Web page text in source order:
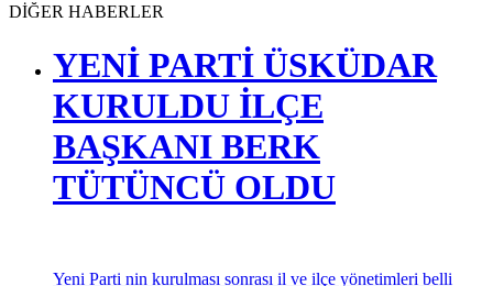
DİĞER HABERLER
YENİ PARTİ ÜSKÜDAR
KURULDU İLÇE
BAŞKANI BERK
TÜTÜNCÜ OLDU
Yeni Parti nin kurulması sonrası il ve ilçe yönetimleri belli